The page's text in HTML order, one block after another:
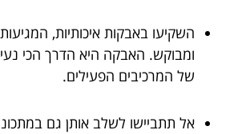
השקיעו באבקות איכותיות, המגיעות
ומבוקש. האבקה היא הדרך הכי
של המרכיבים הפעילים.
אל תתביישו לשלב אותן גם